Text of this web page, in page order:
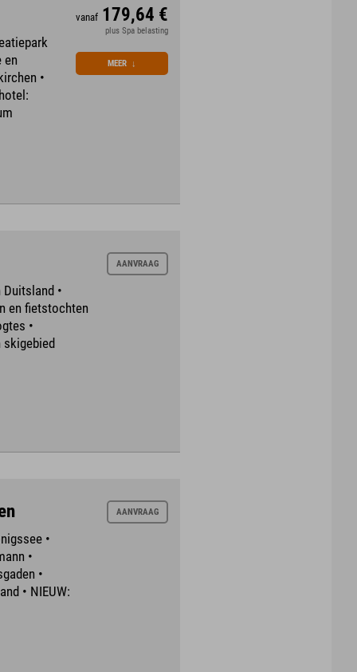
en
•
vanaf 179,64 €
plus Spa belasting
MEER ↓
•
en fietstochten
•
AANVRAAG
•
•
•
• NIEUW:
AANVRAAG